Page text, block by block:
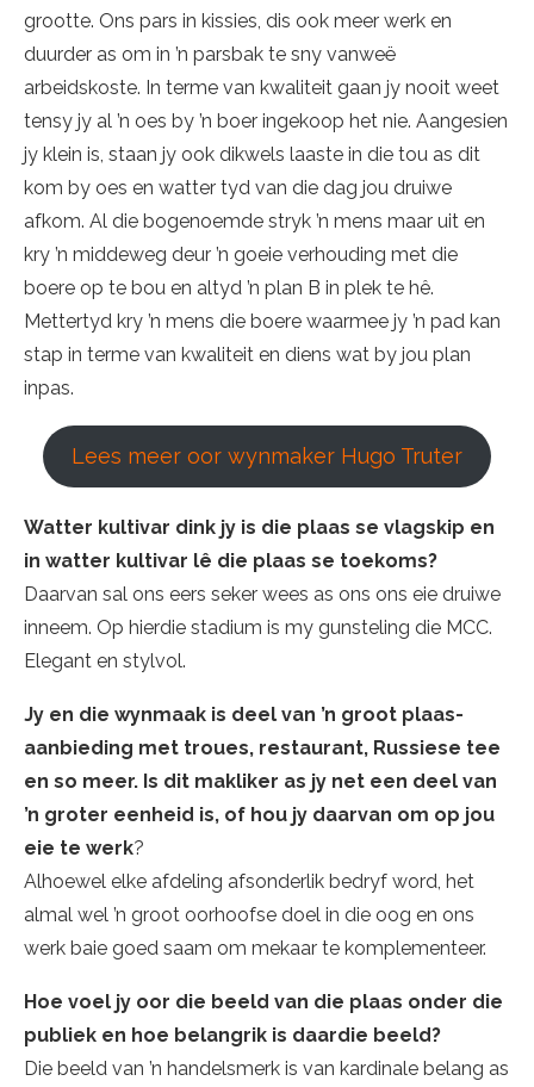
grootte. Ons pars in kissies, dis ook meer werk en
duurder as om in ’n parsbak te sny vanweë
arbeidskoste. In terme van kwaliteit gaan jy nooit weet
tensy jy al ’n oes by ’n boer ingekoop het nie. Aangesien
jy klein is, staan jy ook dikwels laaste in die tou as dit
kom by oes en watter tyd van die dag jou druiwe
afkom. Al die bogenoemde stryk ’n mens maar uit en
kry ’n middeweg deur ’n goeie verhouding met die
boere op te bou en altyd ’n plan B in plek te hê.
Mettertyd kry ’n mens die boere waarmee jy ’n pad kan
stap in terme van kwaliteit en diens wat by jou plan
inpas.
Lees meer oor wynmaker Hugo Truter
Watter kultivar dink jy is die plaas se vlagskip en
in watter kultivar lê die plaas se toekoms?
Daarvan sal ons eers seker wees as ons ons eie druiwe
inneem. Op hierdie stadium is my gunsteling die MCC.
Elegant en stylvol.
Jy en die wynmaak is deel van ’n groot plaas-
aanbieding met troues, restaurant, Russiese tee
en so meer. Is dit makliker as jy net een deel van
’n groter eenheid is, of hou jy daarvan om op jou
eie te werk?
Alhoewel elke afdeling afsonderlik bedryf word, het
almal wel ’n groot oorhoofse doel in die oog en ons
werk baie goed saam om mekaar te komplementeer.
Hoe voel jy oor die beeld van die plaas onder die
publiek en hoe belangrik is daardie beeld?
Die beeld van ’n handelsmerk is van kardinale belang as